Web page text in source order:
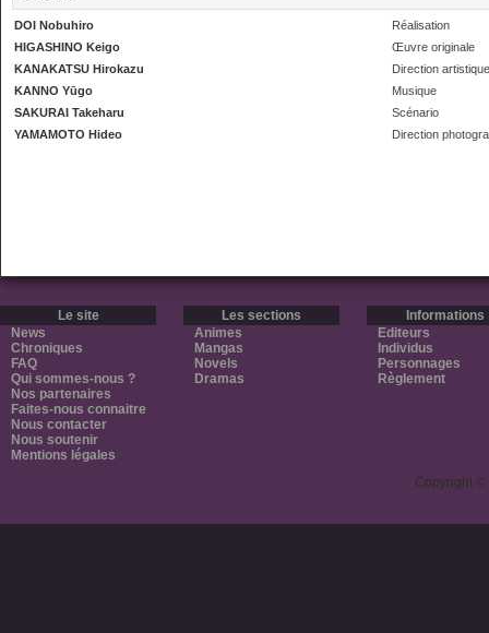
DOI Nobuhiro
Réalisation
HIGASHINO Keigo
Œuvre originale
KANAKATSU Hirokazu
Direction artistique
KANNO Yūgo
Musique
SAKURAI Takeharu
Scénario
YAMAMOTO Hideo
Direction
Le site
News
Chroniques
FAQ
Qui sommes-nous ?
Nos partenaires
Faites-nous connaitre
Nous contacter
Nous soutenir
Mentions légales
Les sections
Animes
Mangas
Novels
Dramas
Informations
Editeurs
Individus
Personnages
Règlement
Copyright ©